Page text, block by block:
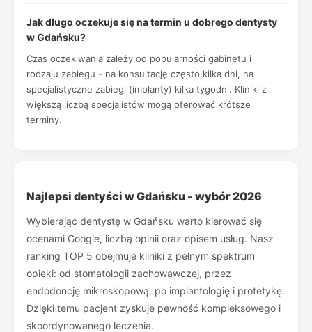
Jak długo oczekuje się na termin u dobrego dentysty
w Gdańsku?
Czas oczekiwania zależy od popularności gabinetu i
rodzaju zabiegu - na konsultację często kilka dni, na
specjalistyczne zabiegi (implanty) kilka tygodni. Kliniki z
większą liczbą specjalistów mogą oferować krótsze
terminy.
Najlepsi dentyści w Gdańsku - wybór 2026
Wybierając dentystę w Gdańsku warto kierować się
ocenami Google, liczbą opinii oraz opisem usług. Nasz
ranking TOP 5 obejmuje kliniki z pełnym spektrum
opieki: od stomatologii zachowawczej, przez
endodoncję mikroskopową, po implantologię i protetykę.
Dzięki temu pacjent zyskuje pewność kompleksowego i
skoordynowanego leczenia.